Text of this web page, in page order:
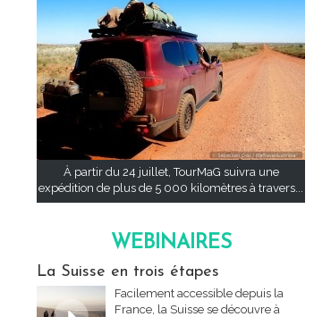
À partir du 24 juillet, TourMaG suivra une
expédition de plus de 5 000 kilomètres à travers...
WEBINAIRES
La Suisse en trois étapes
Facilement accessible depuis la
France, la Suisse se découvre à